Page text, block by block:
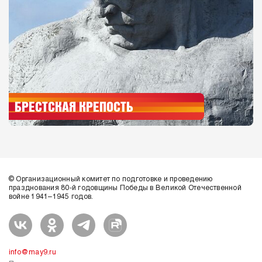
БРЕСТСКАЯ КРЕПОСТЬ
© Организационный комитет по подготовке и проведению
празднования 80-й годовщины Победы в Великой Отечественной
войне 1941–1945 годов.
info@may9.ru